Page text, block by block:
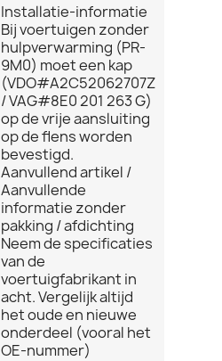
Installatie-informatie
Bij voertuigen zonder
hulpverwarming (PR-
9M0) moet een kap
(VDO#A2C52062707Z
/ VAG#8E0 201 263 G)
op de vrije aansluiting
op de flens worden
bevestigd.
Aanvullend artikel /
Aanvullende
informatie zonder
pakking / afdichting
Neem de specificaties
van de
voertuigfabrikant in
acht. Vergelijk altijd
het oude en nieuwe
onderdeel (vooral het
OE-nummer)